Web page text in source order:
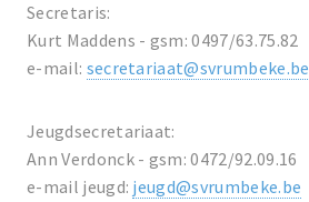
Secretaris:
Kurt Maddens - gsm: 0497/63.75.82
e-mail: secretariaat@svrumbeke.be
Jeugdsecretariaat:
Ann Verdonck - gsm: 0472/92.09.16
e-mail jeugd: jeugd@svrumbeke.be